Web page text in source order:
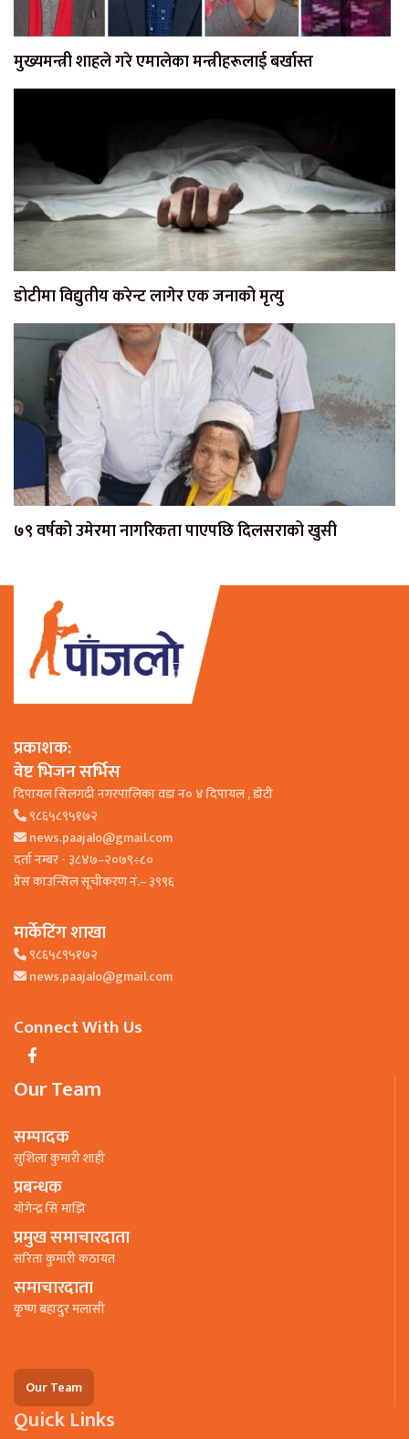
मुख्यमन्त्री शाहले गरे एमालेका मन्त्रीहरूलाई बर्खास्त
डोटीमा विद्युतीय करेन्ट लागेर एक जनाको मृत्यु
७९ वर्षको उमेरमा नागरिकता पाएपछि दिलसराको खुसी
प्रकाशक:
वेष्ट भिजन सर्भिस
दिपायल सिलगढी नगरपालिका वडा न० ४ दिपायल , डाेटी
९८६५८९५१७२
news.paajalo@gmail.com
दर्ता नम्बर - ३८४७–२०७९÷८०
प्रेस काउन्सिल सूचीकरण नं.– ३९९६
मार्केटिंग शाखा
९८६५८९५१७२
news.paajalo@gmail.com
Connect With Us
Our Team
सम्पादक
सुशिला कुमारी शाही
प्रबन्धक
याेगेन्द्र सिं माझि
प्रमुख समाचारदाता
सरिता कुमारी कठायत
समाचारदाता
कृष्ण बहादुर मलासी
Our Team
Quick Links